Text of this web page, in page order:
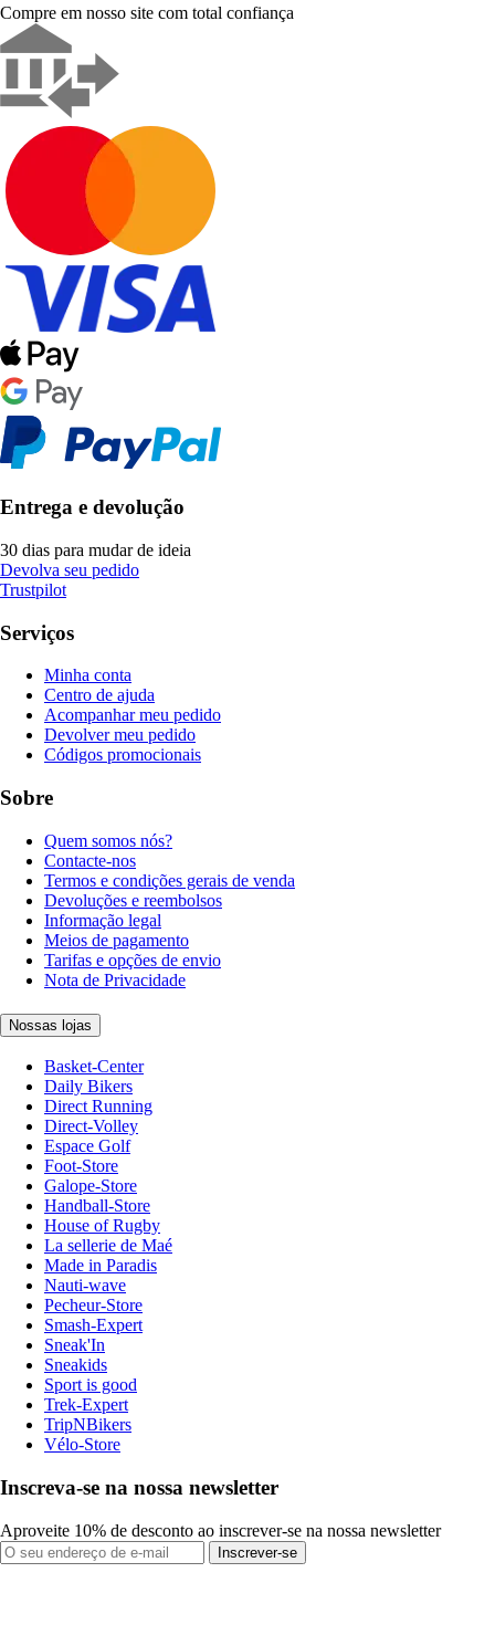
Compre em nosso site com total confiança
Entrega e devolução
30 dias para mudar de ideia
Devolva seu pedido
Trustpilot
Serviços
Minha conta
Centro de ajuda
Acompanhar meu pedido
Devolver meu pedido
Códigos promocionais
Sobre
Quem somos nós?
Contacte-nos
Termos e condições gerais de venda
Devoluções e reembolsos
Informação legal
Meios de pagamento
Tarifas e opções de envio
Nota de Privacidade
Nossas lojas
Basket-Center
Daily Bikers
Direct Running
Direct-Volley
Espace Golf
Foot-Store
Galope-Store
Handball-Store
House of Rugby
La sellerie de Maé
Made in Paradis
Nauti-wave
Pecheur-Store
Smash-Expert
Sneak'In
Sneakids
Sport is good
Trek-Expert
TripNBikers
Vélo-Store
Inscreva-se na nossa newsletter
Aproveite 10% de desconto ao inscrever-se na nossa newsletter
Inscrever-se